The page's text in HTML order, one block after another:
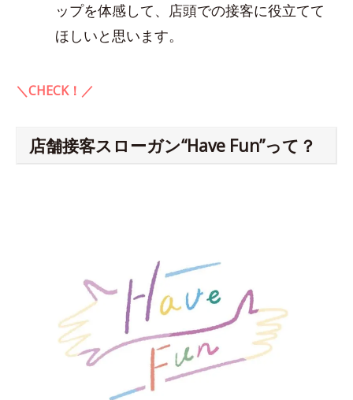
ップを体感して、店頭での接客に役立てて
ほしいと思います。
＼CHECK！／
店舗接客スローガン“Have Fun”って？